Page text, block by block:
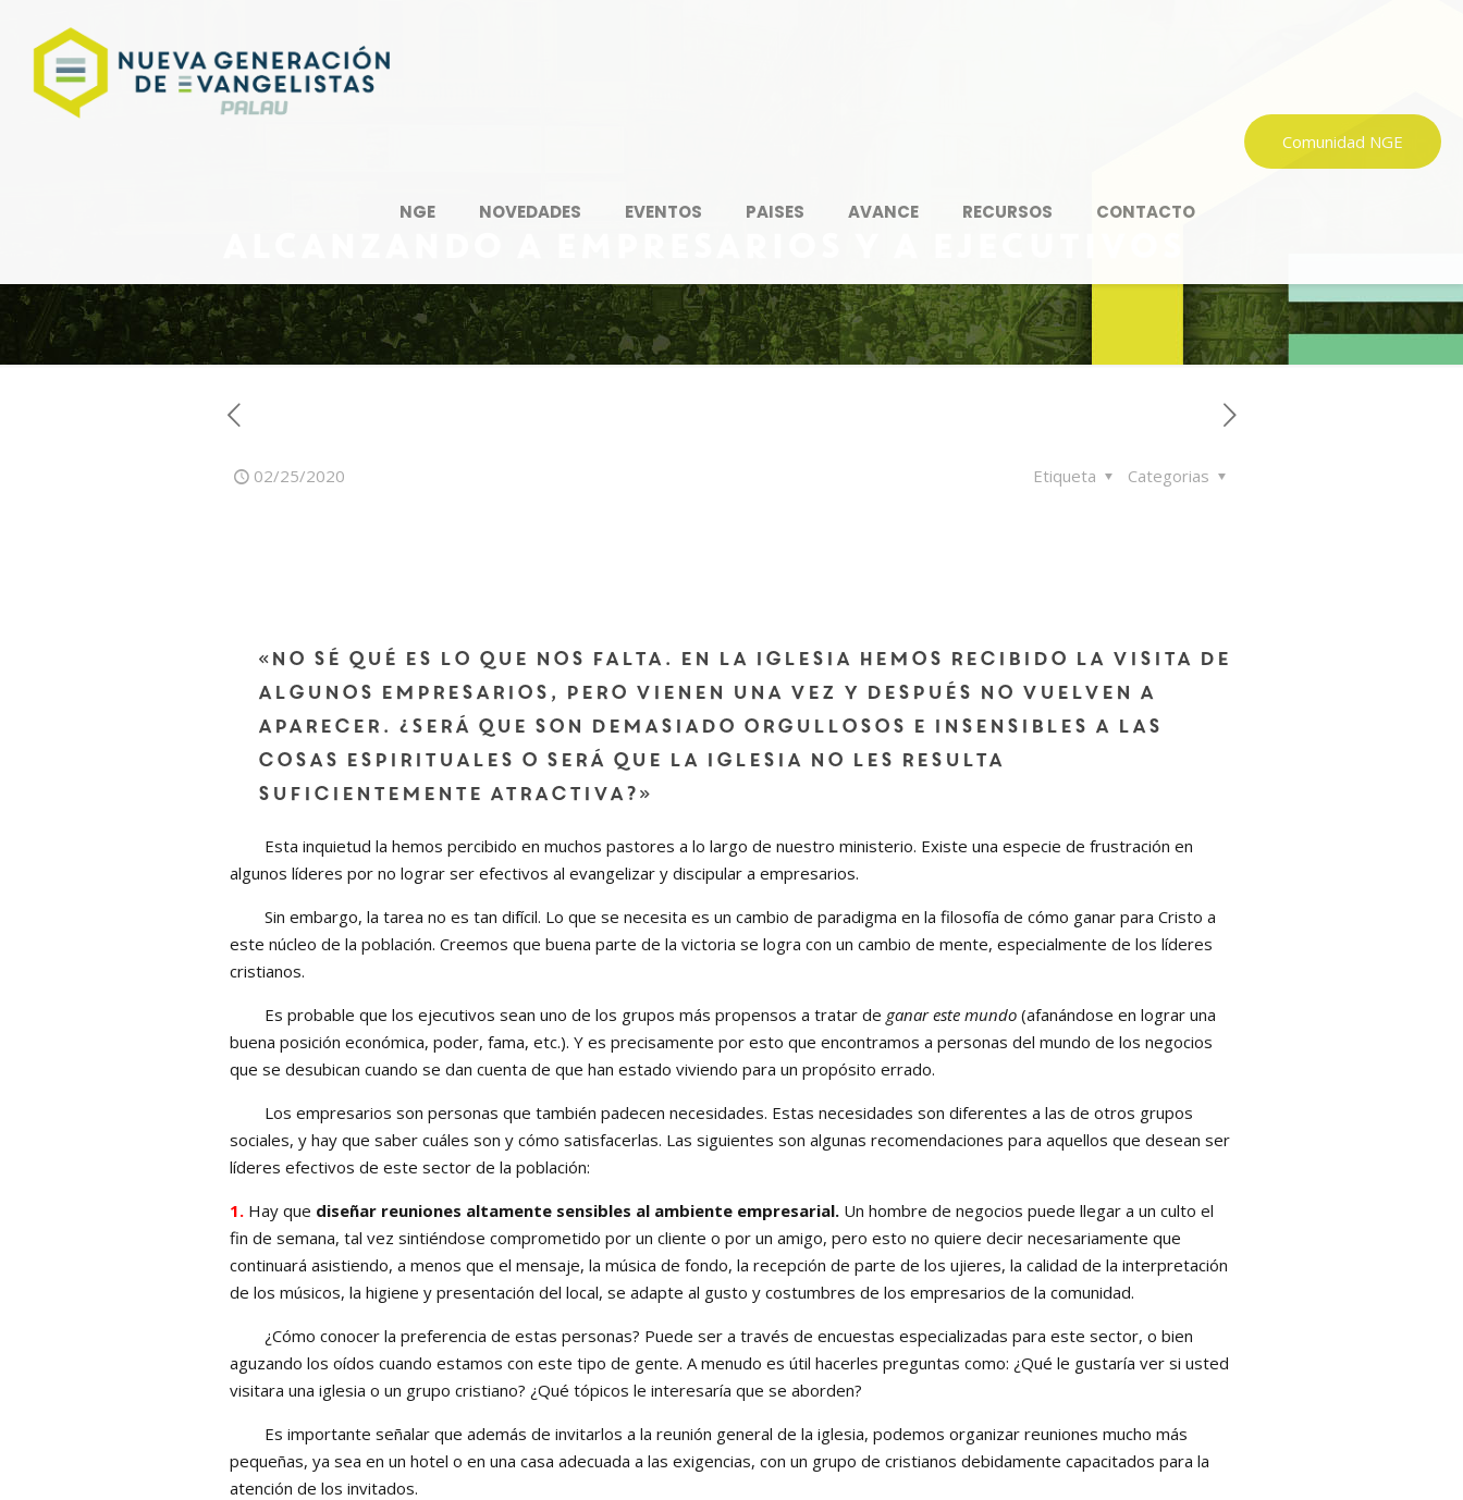
NGE NOVEDADES EVENTOS PAISES AVANCE RECURSOS CONTACTO
Comunidad NGE
02/25/2020 Categorias
Etiqueta
«No sé qué es lo que nos falta. En la iglesia hemos recibido la visita de
algunos empresarios, pero vienen una vez y después no vuelven a
aparecer. ¿Será que son demasiado orgullosos e insensibles a las
cosas espirituales o será que la iglesia no les resulta
suficientemente atractiva?»
Esta inquietud la hemos percibido en muchos pastores a lo largo de nuestro ministerio. Existe una especie de frustración en
algunos líderes por no lograr ser efectivos al evangelizar y discipular a empresarios.
Sin embargo, la tarea no es tan difícil. Lo que se necesita es un cambio de paradigma en la filosofía de cómo ganar para Cristo a
este núcleo de la población. Creemos que buena parte de la victoria se logra con un cambio de mente, especialmente de los líderes
cristianos.
Es probable que los ejecutivos sean uno de los grupos más propensos a tratar de ganar este mundo (afanándose en lograr una
buena posición económica, poder, fama, etc.). Y es precisamente por esto que encontramos a personas del mundo de los negocios
que se desubican cuando se dan cuenta de que han estado viviendo para un propósito errado.
Los empresarios son personas que también padecen necesidades. Estas necesidades son diferentes a las de otros grupos
sociales, y hay que saber cuáles son y cómo satisfacerlas. Las siguientes son algunas recomendaciones para aquellos que desean ser
líderes efectivos de este sector de la población:
1. Hay que diseñar reuniones altamente sensibles al ambiente empresarial. Un hombre de negocios puede llegar a un culto el
fin de semana, tal vez sintiéndose comprometido por un cliente o por un amigo, pero esto no quiere decir necesariamente que
continuará asistiendo, a menos que el mensaje, la música de fondo, la recepción de parte de los ujieres, la calidad de la interpretación
de los músicos, la higiene y presentación del local, se adapte al gusto y costumbres de los empresarios de la comunidad.
¿Cómo conocer la preferencia de estas personas? Puede ser a través de encuestas especializadas para este sector, o bien
aguzando los oídos cuando estamos con este tipo de gente. A menudo es útil hacerles preguntas como: ¿Qué le gustaría ver si usted
visitara una iglesia o un grupo cristiano? ¿Qué tópicos le interesaría que se aborden?
Es importante señalar que además de invitarlos a la reunión general de la iglesia, podemos organizar reuniones mucho más
pequeñas, ya sea en un hotel o en una casa adecuada a las exigencias, con un grupo de cristianos debidamente capacitados para la
atención de los invitados.